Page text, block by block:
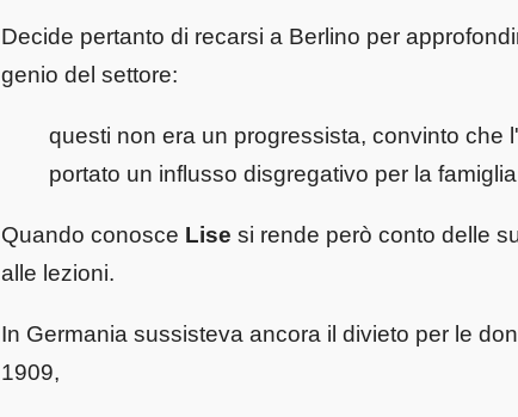
Decide pertanto di recarsi a Berlino per
genio del settore:
questi non era un progressista, convinto che
portato un influsso disgregativo per la
Quando conosce Lise si rende però conto delle
alle lezioni.
In Germania sussisteva ancora il divieto per le
1909,